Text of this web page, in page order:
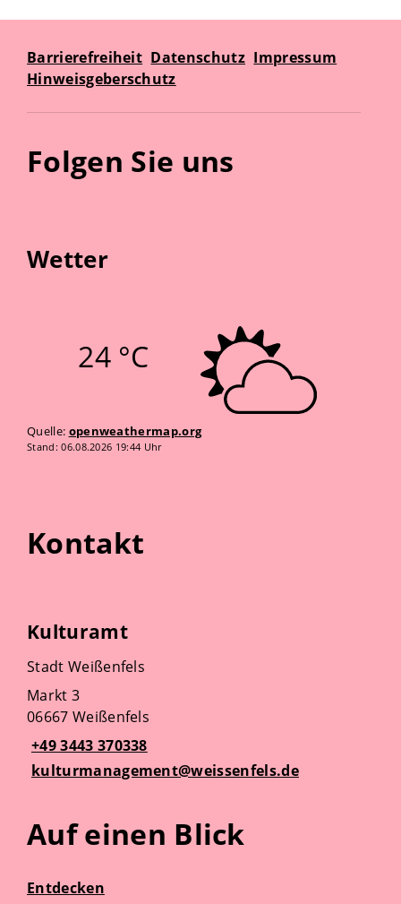
Barrierefreiheit Datenschutz Impressum
Hinweisgeberschutz
Folgen Sie uns
Wetter
24 °C
Quelle: openweathermap.org
Stand: 06.08.2026 19:44 Uhr
Kontakt
Kulturamt
Stadt Weißenfels
Markt 3
06667 Weißenfels
+49 3443 370338
kulturmanagement@weissenfels.de
Auf einen Blick
Entdecken